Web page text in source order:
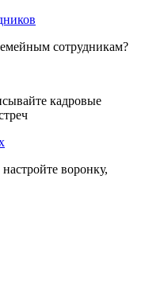
сотрудникам?
кадровые
воронку,